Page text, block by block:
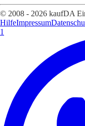
© 2008 - 2026 kaufDA
HilfeImpressum
1